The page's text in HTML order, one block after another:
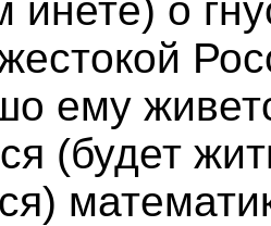
инете) о
ему
(будет